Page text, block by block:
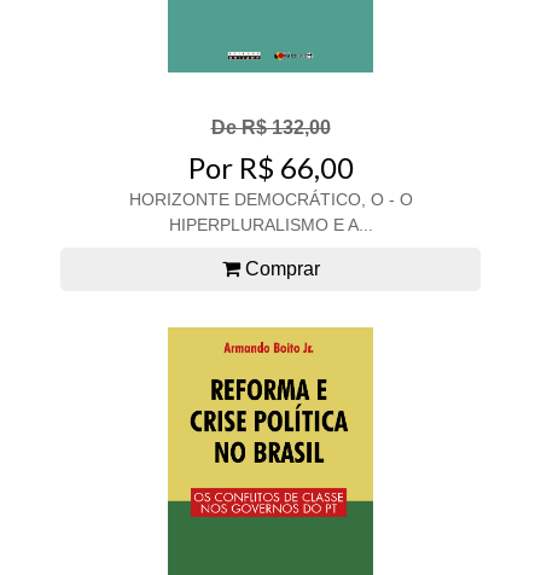
De R$ 132,00
Por R$ 66,00
HORIZONTE DEMOCRÁTICO, O - O
HIPERPLURALISMO E A...
Comprar